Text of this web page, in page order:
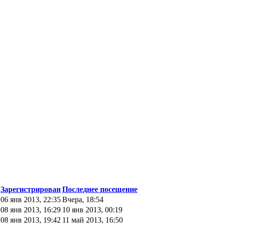
ЗарегистрированПоследнее посещение
06 янв 2013, 22:35Вчера, 18:54
08 янв 2013, 16:29 10 янв 2013, 00:19
08 янв 2013, 19:42 11 май 2013, 16:50